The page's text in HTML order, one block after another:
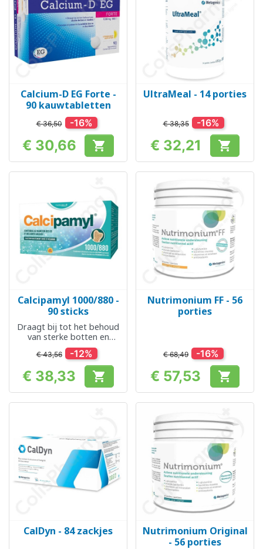
Calcium-D EG Forte -
90 kauwtabletten
€ 36,50 -16%
Prijs
€ 30,66 
UltraMeal - 14 porties
€ 38,35 -16%
Prijs
€ 32,21 
Calcipamyl 1000/880 -
90 sticks
Draagt bij tot het behoud
van sterke botten en
tanden
€ 43,56 -12%
Prijs
€ 38,33 
Nutrimonium FF - 56
porties
€ 68,49 -16%
Prijs
€ 57,53 
CalDyn - 84 zackjes
Nutrimonium Original
- 56 porties